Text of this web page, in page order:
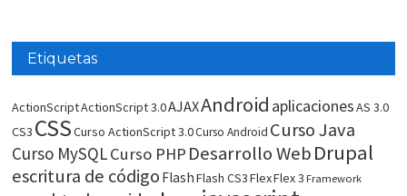
Etiquetas
ActionScriptActionScript 3.0AJAXAndroid aplicacionesAS 3.0
CS3 CSSCurso ActionScript 3.0Curso Android Curso Java
Curso MySQLCurso PHP Desarrollo WebDrupal
escritura de código FlashFlash CS3FlexFlex 3 Framework